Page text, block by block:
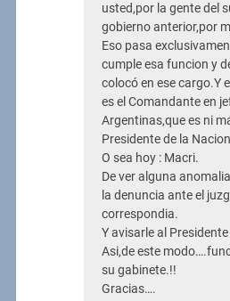
usted,por la gente del
gobierno anterior,por
Eso pasa
cumple esa funcion y
colocó en ese cargo.Y
es el Comandante en
Argentinas,que es ni
Presidente de la
O sea hoy : Macri.
De ver alguna
la denuncia ante el
correspondia.
Y avisarle al Presidente
Asi,de este
su gabinete.!!
Gracias….